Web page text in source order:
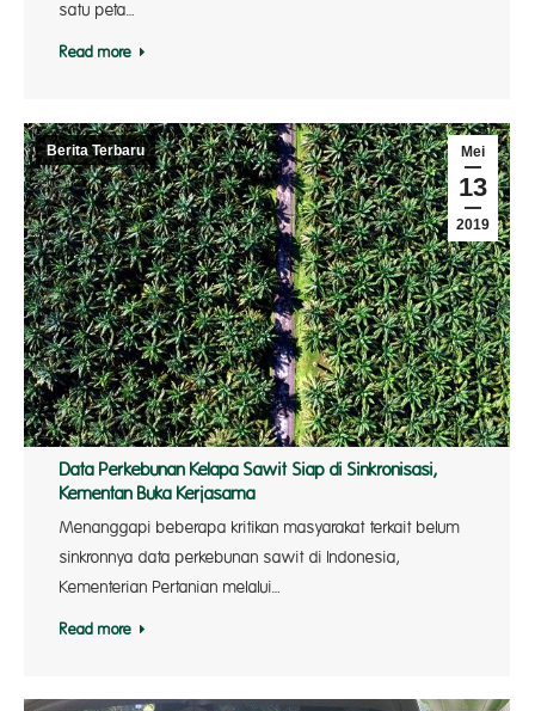
satu peta…
Read more
Mei
13
2019
Berita Terbaru
Data Perkebunan Kelapa Sawit Siap di Sinkronisasi,
Kementan Buka Kerjasama
Menanggapi beberapa kritikan masyarakat terkait belum
sinkronnya data perkebunan sawit di Indonesia,
Kementerian Pertanian melalui…
Read more